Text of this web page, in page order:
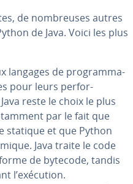
de nom­breuses autres
de Java. Voici les plus
langages de pro­gram­ma­
pour leurs per­for­
reste le choix le plus
par le fait que
statique et que Python
Java traite le code
de bytecode, tandis
l’exécution.